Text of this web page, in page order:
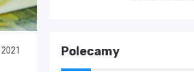
Polecamy